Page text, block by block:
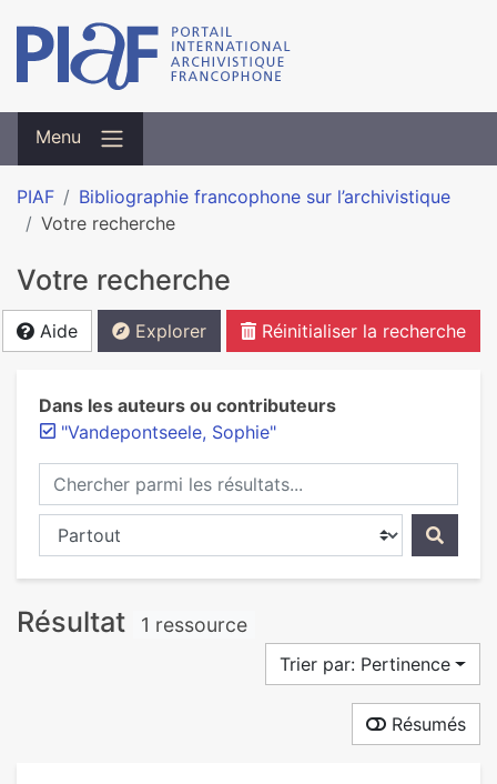
Menu
PIAF
Bibliographie francophone sur l’archivistique
Votre recherche
Votre recherche
Aide Explorer Réinitialiser la recherche
Dans les auteurs ou contributeurs
"Vandepontseele, Sophie"
Chercher parmi les résultats...
Chercher dans...
Résultat 1 ressource
Trier par: Pertinence
Résumés